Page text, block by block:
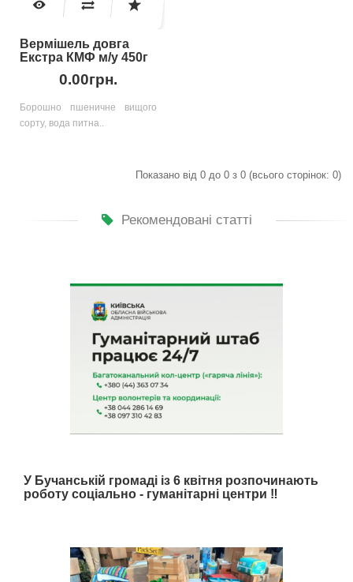
Вермішель довга
Екстра КМФ м/у 450г
0.00грн.
Борошно пшеничне вищого
сорту, вода питна..
Показано від 0 до 0 з 0 (всього сторінок: 0)
Рекомендовані статті
У Бучанській громаді із 6 квітня розпочинають
роботу соціально - гуманітарні центри ‼️